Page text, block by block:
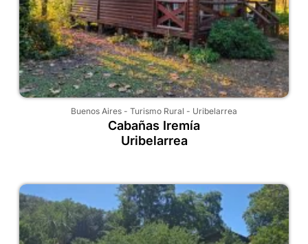
Buenos Aires - Turismo Rural - Uribelarrea
Cabañas Iremía
Uribelarrea